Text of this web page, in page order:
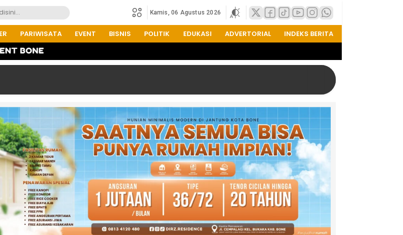
Kamis, 06 Agustus 2026
PARIWISATA EVENT BISNIS POLITIK EDUKASI ADVERTORIAL
INDEKS BERITA